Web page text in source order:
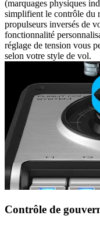
(marquages physiques
simplifient le contrôle du
propulseurs inversés de
fonctionnalité
réglage de tension vous
selon votre style de vol.
Contrôle de